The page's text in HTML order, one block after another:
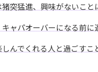
突猛進、興味がないこ
ャパオーバーになる前に
んでくれる人と過ごすこ